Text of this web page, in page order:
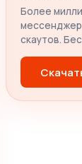
Более
скаутов.